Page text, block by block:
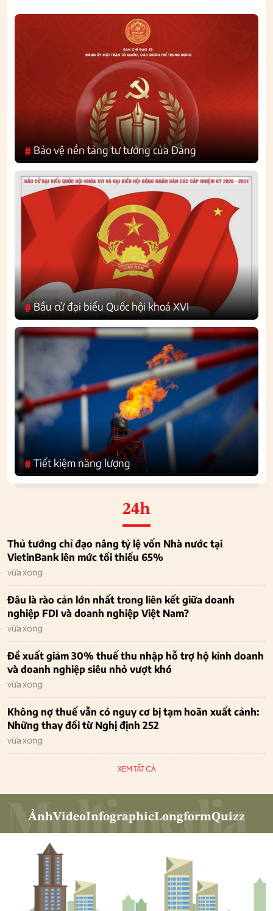
# Bảo vệ nền tảng tư tưởng của Đảng
#Bầu cử đại biểu Quốc hội khoá XVI
#Tiết kiệm năng lượng
24h
Thủ tướng chỉ đạo nâng tỷ lệ vốn Nhà nước tại
VietinBank lên mức tối thiểu 65%
vừa xong
Đâu là rào cản lớn nhất trong liên kết giữa doanh
nghiệp FDI và doanh nghiệp Việt Nam?
vừa xong
Đề xuất giảm 30% thuế thu nhập hỗ trợ hộ kinh doanh
và doanh nghiệp siêu nhỏ vượt khó
vừa xong
Không nợ thuế vẫn có nguy cơ bị tạm hoãn xuất cảnh:
Những thay đổi từ Nghị định 252
vừa xong
XEM TẤT CẢ
ẢnhVideoInfographicLongformQuizz